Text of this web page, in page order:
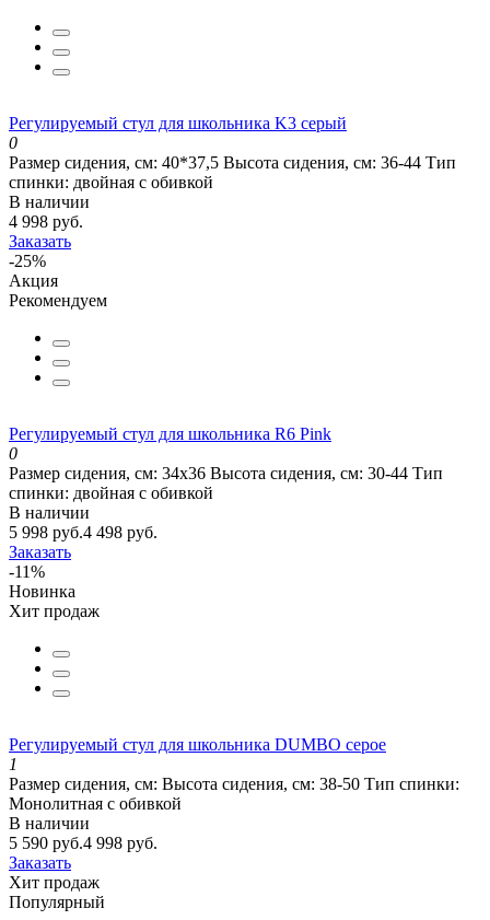
Регулируемый стул для школьника K3 серый
0
Размер сидения, см: 40*37,5 Высота сидения, см: 36-44 Тип
спинки: двойная с обивкой
В наличии
4 998 руб.
Заказать
-25%
Акция
Рекомендуем
Регулируемый стул для школьника R6 Pink
0
Размер сидения, см: 34х36 Высота сидения, см: 30-44 Тип
спинки: двойная с обивкой
В наличии
5 998 руб.4 498 руб.
Заказать
-11%
Новинка
Хит продаж
Регулируемый стул для школьника DUMBO серое
1
Размер сидения, см: Высота сидения, см: 38-50 Тип спинки:
Монолитная с обивкой
В наличии
5 590 руб.4 998 руб.
Заказать
Хит продаж
Популярный